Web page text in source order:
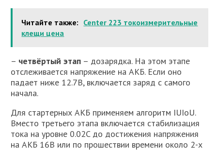
Читайте также: Center 223 токоизмерительные
клещи цена
– четвёртый этап – дозарядка. На этом этапе
отслеживается напряжение на АКБ. Если оно
падает ниже 12.7В, включается заряд с самого
начала.
Для стартерных АКБ применяем алгоритм IUIoU.
Вместо третьего этапа включается стабилизация
тока на уровне 0.02C до достижения напряжения
на АКБ 16В или по прошествии времени около 2-х